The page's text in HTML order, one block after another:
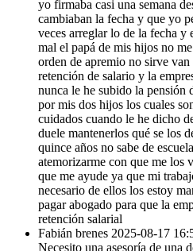
yo firmaba casi una semana
cambiaban la fecha y que yo
veces arreglar lo de la fecha y
mal el papá de mis hijos no
orden de apremio no sirve
retención de salario y la
nunca le he subido la pensión
por mis dos hijos los cuales
cuidados cuando le he dicho
duele mantenerlos qué se los
quince años no sabe de
atemorizarme con que me los
que me ayude ya que mi
necesario de ellos los estoy
pagar abogado para que la
retención salarial
Fabián brenes 2025-08-17
Necesito una asesoría de una